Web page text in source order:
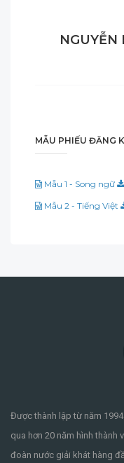
NGUYỄN
MẪU PHIẾU ĐĂNG
Mẫu 1 - Song ngữ
Mẫu 2 - Tiếng Việt
Được thành lập từ năm
qua hơn 20 năm hình thành
đoàn nước giải khát hàng